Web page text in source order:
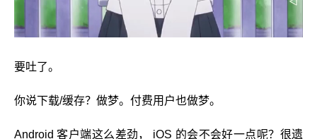
要吐了。
你说下载/缓存？做梦。付费用户也做梦。
Android 客户端这么差劲， iOS 的会不会好一点呢？很遗